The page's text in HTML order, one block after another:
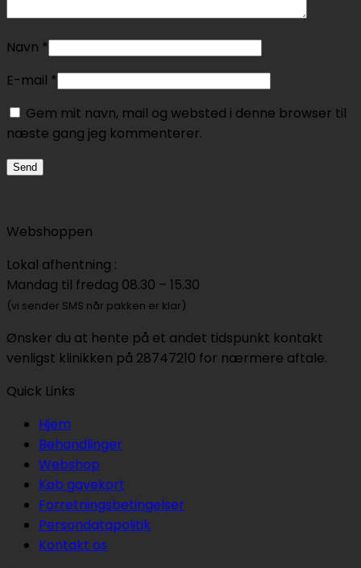
Navn *
E-mail *
Gem mit navn, mail og websted i denne browser til
næste gang jeg kommenterer.
Webshoppen
Lokal afhentning :
Mandag til fredag 08.30 – 15.30
(vi sender SMS når pakken er klar)
Ønsker du at hente på et andet tidspunkt kontakt
venligst klinikken på 28747210 for nærmere aftale.
Quick Links
Hjem
Behandlinger
Webshop
Køb gavekort
Forretningsbetingelser
Persondatapolitik
Kontakt os